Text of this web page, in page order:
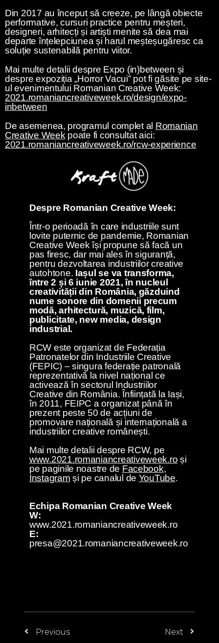
Din 2017 au început să creeze, pe lângă obiecte
performative, cursuri practice pentru meșteri,
designeri, arhitecți și artiști menite să dea mai
departe înțelepciunea și harul meșteșugăresc ca
soluție sustenabilă pentru viitor.
Mai multe detalii despre Expo (in)between și
despre expoziția „Horror Vacui” pot fi găsite pe site-
ul evenimentului Romanian Creative Week:
2021.romaniancreativeweek.ro/design/expo-
inbetween
De asemenea, programul complet al Romanian
Creative Weekpoate fi consultat aici:
2021.romaniancreativeweek.ro/rcw-experience
Despre Romanian Creative Week:
Într-o perioadă în care industriile sunt
lovite puternic de pandemie, Romanian
Creative Week își propune să facă un
pas firesc, dar mai ales în siguranță,
pentru dezvoltarea industriilor creative
autohtone. Iașul se va transforma,
între 2 și 6 iunie 2021, în nucleul
creativității din România, găzduind
nume sonore din domenii precum
modă, arhitectură, muzică, film,
publicitate, new media, design
industrial.
RCW este organizat de Federația
Patronatelor din Industriile Creative
(FEPIC) – singura federație patronală
reprezentativă la nivel național ce
activează în sectorul Industriilor
Creative din România. Înființată la Iași,
în 2011, FEIPC a organizat până în
prezent peste 50 de acțiuni de
promovare națională și internațională a
industriilor creative românești.
Mai multe detalii despre RCW, pe
www.2021.romaniancreativeweek.ro și
pe paginile noastre de Facebook,
Instagram și pe canalul de YouTube.
Echipa Romanian Creative Week
W:
www.2021.romaniancreativeweek.ro
E:
presa@2021.romaniancreativeweek.ro
Previous Next